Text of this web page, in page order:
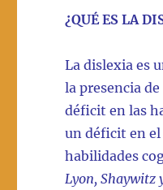
¿QUÉ ES LA
La dislexia es
la presencia
déficit en las
un déficit en el
habilidades
Lyon, Shaywitz